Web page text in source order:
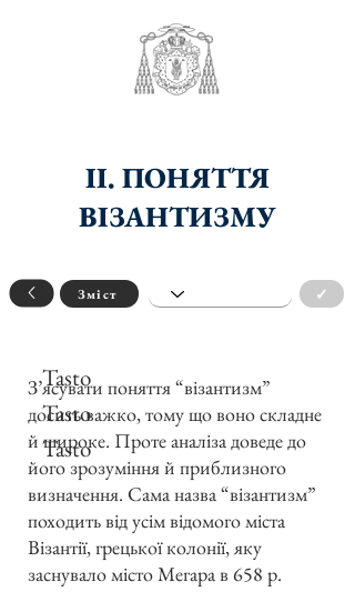
II. ПОНЯТТЯ
ВІЗАНТИЗМУ
Зміст ✓
З’ясувати поняття “візантизм”
досить важко, тому що воно складне
й широке. Проте аналіза доведе до
його зрозуміння й приблизного
визначення. Сама назва “візантизм”
походить від усім відомого міста
Візантії, грецької колонії, яку
заснувало місто Мегара в 658 р.
Tasto
Tasto
Tasto